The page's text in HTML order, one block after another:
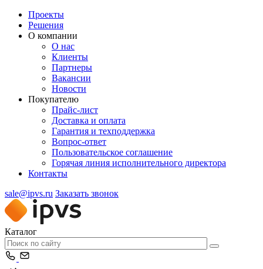
Проекты
Решения
О компании
О нас
Клиенты
Партнеры
Вакансии
Новости
Покупателю
Прайс-лист
Доставка и оплата
Гарантия и техподдержка
Вопрос-ответ
Пользовательское соглашение
Горячая линия исполнительного директора
Контакты
sale@ipvs.ru Заказать звонок
Каталог